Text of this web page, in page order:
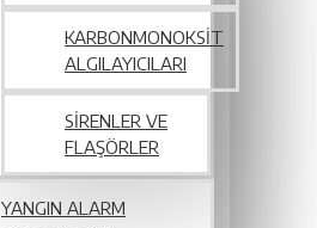
KARBONMONOKSIT
ALGILAYICILARI
SIRENLER VE
FLAŞÖRLER
YANGIN ALARM